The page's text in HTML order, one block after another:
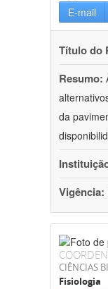
E-mail
Título do
Resumo:
da
Vigência:
CIÊNCIAS
Fisiologia